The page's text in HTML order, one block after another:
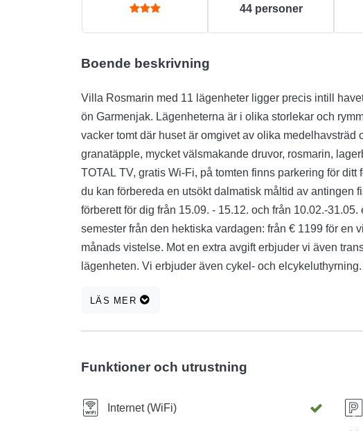
44 personer
Boende beskrivning
Villa Rosmarin med 11 lägenheter ligger precis intill
ön Garmenjak. Lägenheterna är i olika storlekar och
vacker tomt där huset är omgivet av olika medelhavsträd
granatäpple, mycket välsmakande druvor, rosmarin,
TOTAL TV, gratis Wi-Fi, på tomten finns parkering för
du kan förbereda en utsökt dalmatisk måltid av antingen
förberett för dig från 15.09. - 15.12. och från 10.02.-
semester från den hektiska vardagen: från € 1199 för en
månads vistelse. Mot en extra avgift erbjuder vi även
lägenheten. Vi erbjuder även cykel- och
LÄS MER
Funktioner och utrustning
Internet (WiFi)